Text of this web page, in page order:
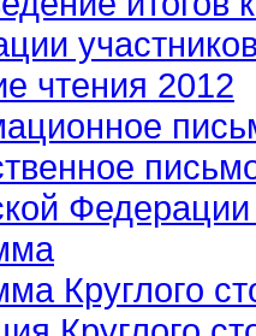
чтения 2012
Круглого